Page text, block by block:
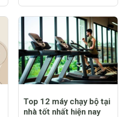
Top 12 máy chạy bộ tại
nhà tốt nhất hiện nay